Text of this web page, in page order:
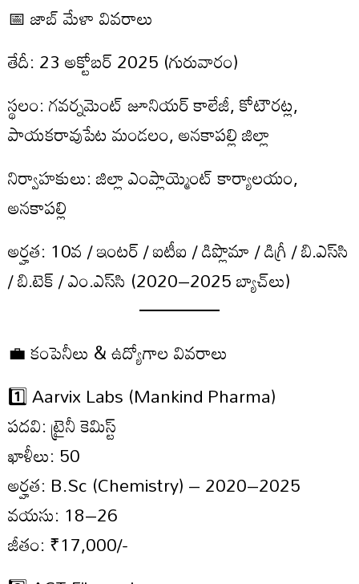
📅 జాబ్ మేళా వివరాలు
తేదీ: 23 అక్టోబర్ 2025 (గురువారం)
స్థలం: గవర్నమెంట్ జూనియర్ కాలేజీ, కోటౌరట్ల,
పాయకరావుపేట మండలం, అనకాపల్లి జిల్లా
నిర్వాహకులు: జిల్లా ఎంప్లాయ్మెంట్ కార్యాలయం,
అనకాపల్లి
అర్హత: 10వ / ఇంటర్ / ఐటీఐ / డిప్లొమా / డిగ్రీ / బి.ఎస్‌సి
/ బి.టెక్ / ఎం.ఎస్‌సి (2020–2025 బ్యాచ్‌లు)
💼 కంపెనీలు & ఉద్యోగాల వివరాలు
1️⃣ Aarvix Labs (Mankind Pharma)
పదవి: ట్రైనీ కెమిస్ట్
ఖాళీలు: 50
అర్హత: B.Sc (Chemistry) – 2020–2025
వయసు: 18–26
జీతం: ₹17,000/-